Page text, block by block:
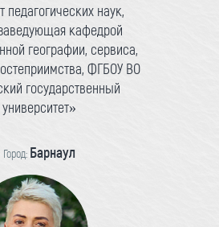
педагогических наук,
кафедрой
географии, сервиса,
ФГБОУ ВО
государственный
университет»
Город: Барнаул